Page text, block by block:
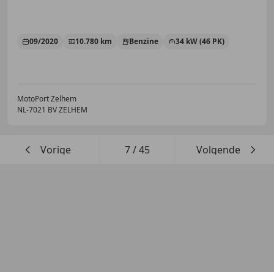
09/2020 10.780 km Benzine 34 kW (46 PK)
MotoPort Zelhem
NL-7021 BV ZELHEM
Vorige 7/45 Volgende